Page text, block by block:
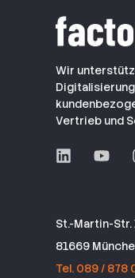
Wir
Vertrieb und
St.-Martin-Str.
81669
Tel. 089 / 878